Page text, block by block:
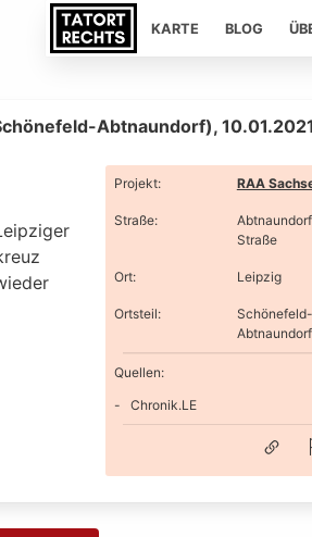
KARTE BLOG
Abtnaundorf), 10.01.2021
Projekt: RAA
Straße:
Straße
Ort: Leipzig
Ortsteil:
Schönefeld-
Abtnaundorf
Quellen:
Chronik.LE